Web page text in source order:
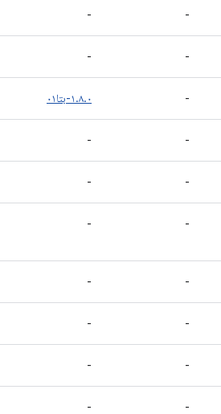
-
-
-
-
- ۱.۸.۰-بتا۰۱
-
-
-
-
-
-
-
-
-
-
-
-
-
-